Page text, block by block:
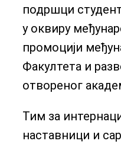
подршци
у оквиру
промоцији
Факултета и
отвореног
Тим за
наставници и